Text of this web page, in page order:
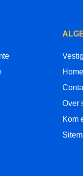
Home
Over
Kom